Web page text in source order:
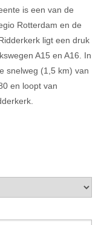
is een van de
Rotterdam en de
ligt een druk
A15 en A16. In
snelweg (1,5 km) van
en loopt van